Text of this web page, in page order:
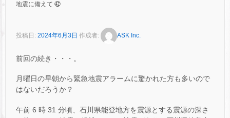
地震に備えて ㊷
投稿日: 2024年6月3日 作成者: ASK Inc.
前回の続き・・・。
月曜日の早朝から緊急地震アラームに驚かれた方も多いので
はないだろうか？
午前 6 時 31 分頃、石川県能登地方を震源とする震源の深さ